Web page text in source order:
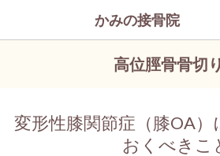
かみの接骨院
高位脛骨骨切
変形性膝関節症（膝OA
おくべきこ